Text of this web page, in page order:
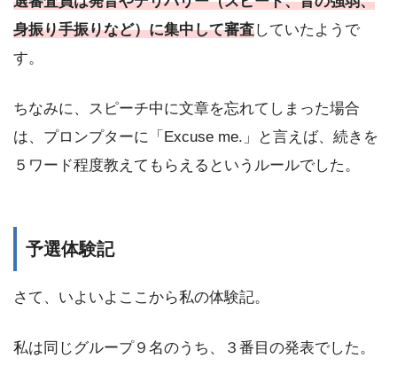
身振り手振りなど）に集中して審査していたようで
す。
ちなみに、スピーチ中に文章を忘れてしまった場合
は、プロンプターに「Excuse me.」と言えば、続きを
５ワード程度教えてもらえるというルールでした。
予選体験記
さて、いよいよここから私の体験記。
私は同じグループ９名のうち、３番目の発表でした。